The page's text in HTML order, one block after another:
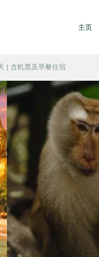
主页
| 含机票及早餐住宿